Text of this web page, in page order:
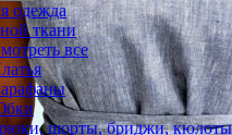
одежда
ткани
все
шорты, бриджи, кюлоты